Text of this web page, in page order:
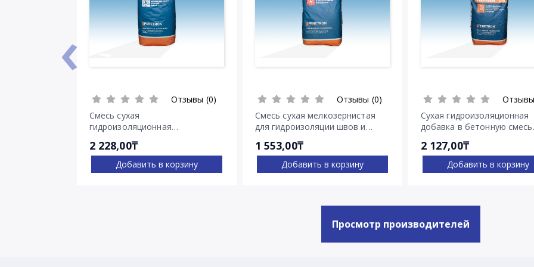
Отзывы (0)
Смесь сухая
гидроизоляционная
Пенетрон
2 228,00₸
Добавить в корзину
Отзывы (0)
Смесь сухая мелкозернистая
для гидроизоляции швов и
1 553,00₸
Добавить в корзину
Сухая гидроизоляционная
добавка в бетонную смесь
2 127,00₸
Добавить в корзину
‹
Просмотр производителей